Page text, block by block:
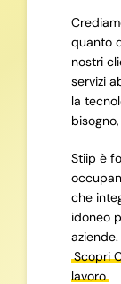
quanto
nostri
servizi
la
Stiip è
che
idoneo
aziende.
Scopri
lavoro